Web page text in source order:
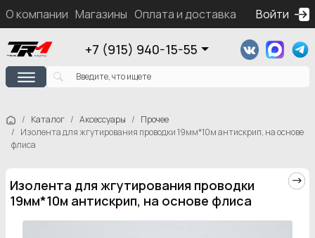
О компании Магазины Оплата и доставка Контакты
Войти
+7 (915) 940-15-55
Каталог Аксессуары
Прочее
Изолента для жгутирования проводки 19мм*10м антискрип, на основе
флиса
Изолента для жгутирования проводки
19мм*10м антискрип, на основе флиса